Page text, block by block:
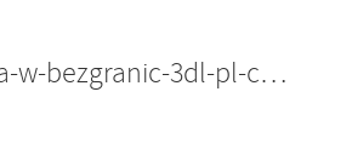
karrulotka-w-bezgranic-3dl-pl-cz-final.pdf